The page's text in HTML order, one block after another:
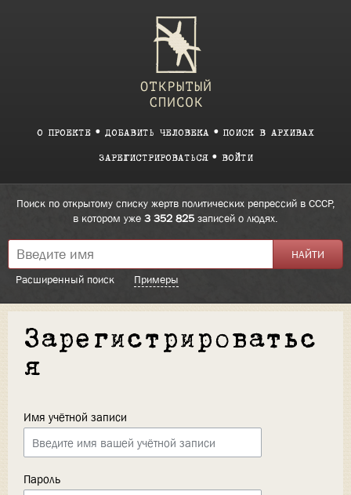
О ПРОЕКТЕ ДОБАВИТЬ ЧЕЛОВЕКА ПОИСК В АРХИВАХ
ЗАРЕГИСТРИРОВАТЬСЯ ВОЙТИ
Поиск по открытому списку жертв политических репрессий в СССР,
в котором уже 3 352 825 записей о людях.
Расширенный поиск Примеры
Зарегистрироватьс
я
Имя учётной записи
Пароль